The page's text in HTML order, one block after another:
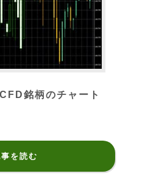
銘柄のチャート
を読む